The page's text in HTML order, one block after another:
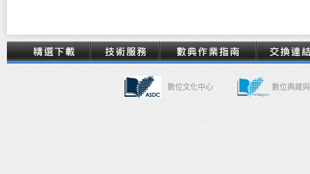
數位文化中心 數位典藏